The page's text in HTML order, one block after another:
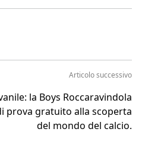
Articolo successivo
la Boys Roccaravindola
prova gratuito alla scoperta
del mondo del calcio.